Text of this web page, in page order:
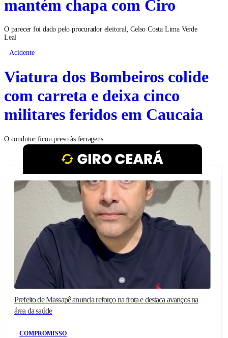
mantém chapa com Ciro
O parecer foi dado pelo procurador eleitoral, Celso Costa Lima Verde
Leal
Acidente
Viatura dos Bombeiros colide
com carreta e deixa cinco
militares feridos em Caucaia
O condutor ficou preso às ferragens
Prefeito de Massapê anuncia reforço na frota e destaca avanços na
área da saúde
COMPROMISSO